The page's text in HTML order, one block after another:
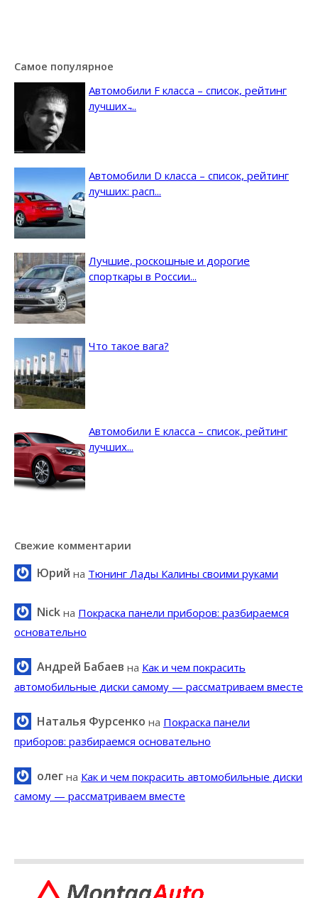
Самое популярное
Автомобили F класса – список, рейтинг
лучших ̵...
Автомобили D класса – список, рейтинг
лучших: расп...
Лучшие, роскошные и дорогие
спорткары в России...
Что такое вага?
Автомобили E класса – список, рейтинг
лучших...
Свежие комментарии
Юрий на Тюнинг Лады Калины своими руками
Nick на Покраска панели приборов: разбираемся
основательно
Андрей Бабаев на Как и чем покрасить
автомобильные диски самому — рассматриваем вместе
Наталья Фурсенко на Покраска панели
приборов: разбираемся основательно
олег на Как и чем покрасить автомобильные диски
самому — рассматриваем вместе